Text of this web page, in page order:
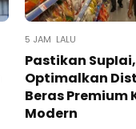
5 JAM LALU
Pastikan SupIai,
Optimalkan
Beras Premium
Modern